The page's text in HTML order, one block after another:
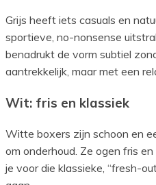
Grijs heeft iets casuals en
sportieve, no-nonsense
benadrukt de vorm subtiel
aantrekkelijk, maar met een
Wit: fris en klassiek
Witte boxers zijn schoon en
om onderhoud. Ze ogen fris
je voor die klassieke, “fresh-